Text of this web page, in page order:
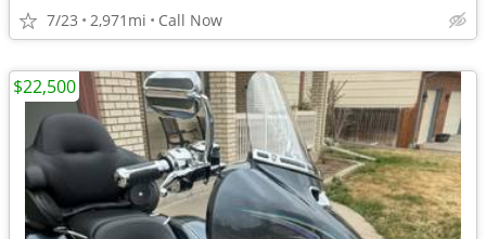
7/23 2,971mi Call Now
$22,500